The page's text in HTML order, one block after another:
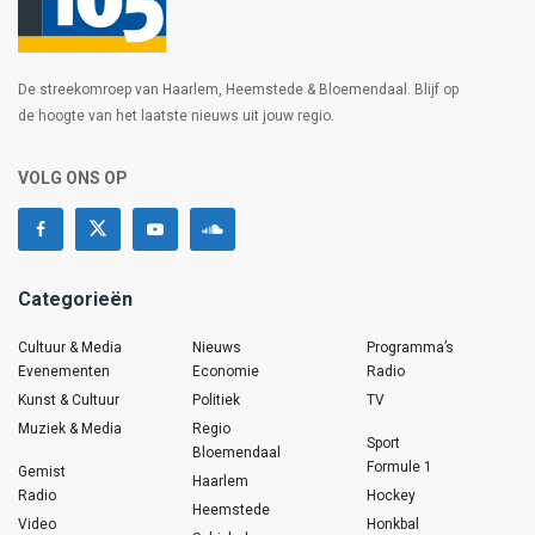
De streekomroep van Haarlem, Heemstede & Bloemendaal. Blijf op
de hoogte van het laatste nieuws uit jouw regio.
VOLG ONS OP
Categorieën
Cultuur & Media
Evenementen
Kunst & Cultuur
Muziek & Media
Gemist
Radio
Video
Nieuws
Economie
Politiek
Regio
Bloemendaal
Haarlem
Heemstede
Programma’s
Radio
TV
Sport
Formule 1
Hockey
Honkbal